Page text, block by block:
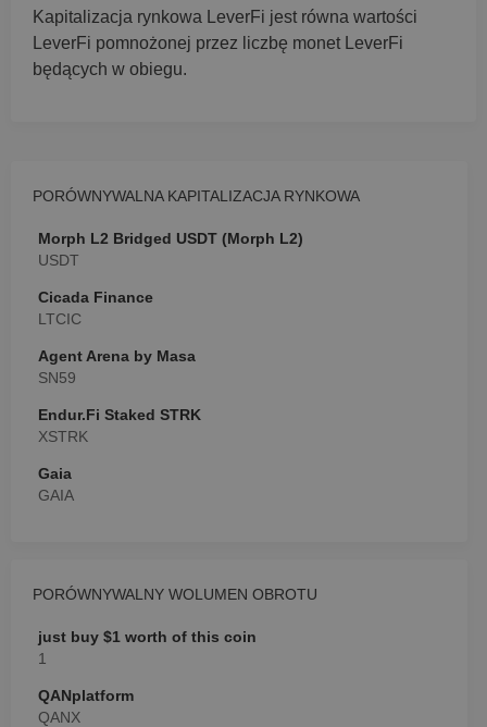
Kapitalizacja rynkowa LeverFi jest równa wartości
LeverFi pomnożonej przez liczbę monet LeverFi
będących w obiegu.
PORÓWNYWALNA KAPITALIZACJA RYNKOWA
Morph L2 Bridged USDT (Morph L2)
USDT
Cicada Finance
LTCIC
Agent Arena by Masa
SN59
Endur.Fi Staked STRK
XSTRK
Gaia
GAIA
PORÓWNYWALNY WOLUMEN OBROTU
just buy $1 worth of this coin
1
QANplatform
QANX
WYDAJNOŚĆ
TARGETOWANIE